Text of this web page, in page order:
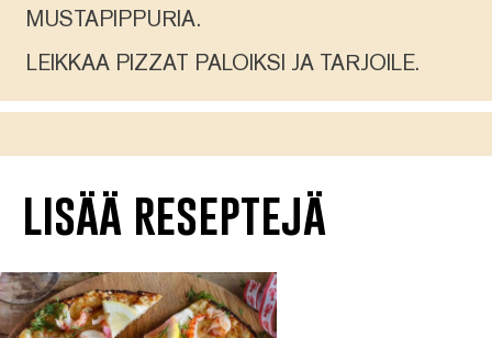
MUSTAPIPPURIA.
LEIKKAA PIZZAT PALOIKSI JA TARJOILE.
lisää reseptejä